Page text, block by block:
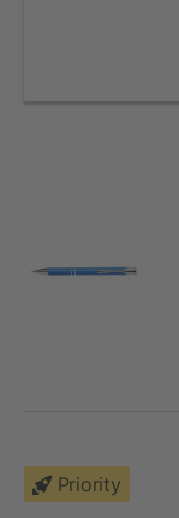
Priority